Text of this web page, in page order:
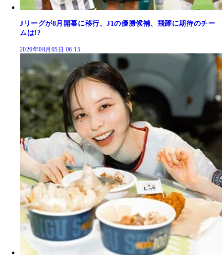
Jリーグが8月開幕に移行。J1の優勝候補、飛躍に期待のチー
ムは!?
2026年08月05日 06:15